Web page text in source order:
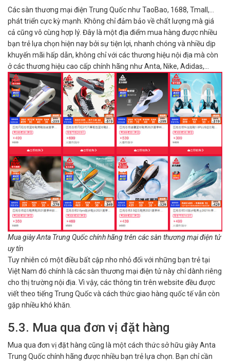
Các sàn thương mại điện Trung Quốc như TaoBao, 1688, Tmall,...
phát triển cực kỳ mạnh. Không chỉ đảm bảo về chất lượng mà giá
cả cũng vô cùng hợp lý. Đây là một địa điểm mua hàng được nhiều
bạn trẻ lựa chọn hiện nay bởi sự tiện lợi, nhanh chóng và nhiều dịp
khuyến mãi hấp dẫn, không chỉ với các thương hiệu nội địa mà còn
ở các thương hiệu cao cấp chính hãng như Anta, Nike, Adidas,...
Mua giày Anta Trung Quốc chính hãng trên các sàn thương mại điện tử
uy tín
Tuy nhiên có một điều bất cập nho nhỏ đối với những bạn trẻ tại
Việt Nam đó chính là các sàn thương mại điện tử này chỉ dành riêng
cho thị trường nội địa. Vì vậy, các thông tin trên website đều được
viết theo tiếng Trung Quốc và cách thức giao hàng quốc tế vẫn còn
gặp nhiều khó khăn.
5.3. Mua qua đơn vị đặt hàng
Mua qua đơn vị đặt hàng cũng là một cách thức sở hữu giày Anta
Trung Quốc chính hãng được nhiều bạn trẻ lựa chọn. Bạn chỉ cần